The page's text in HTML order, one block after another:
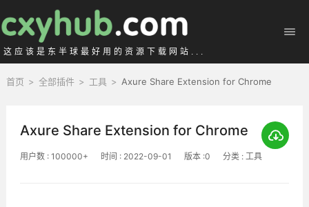
这应该是东半球最好用的资源下载网站...
首页 > 全部插件 > 工具 > Axure Share Extension for Chrome
Axure Share Extension for Chrome
用户数 : 100000+ 时间 : 2022-09-01 版本 :0 分类 : 工具